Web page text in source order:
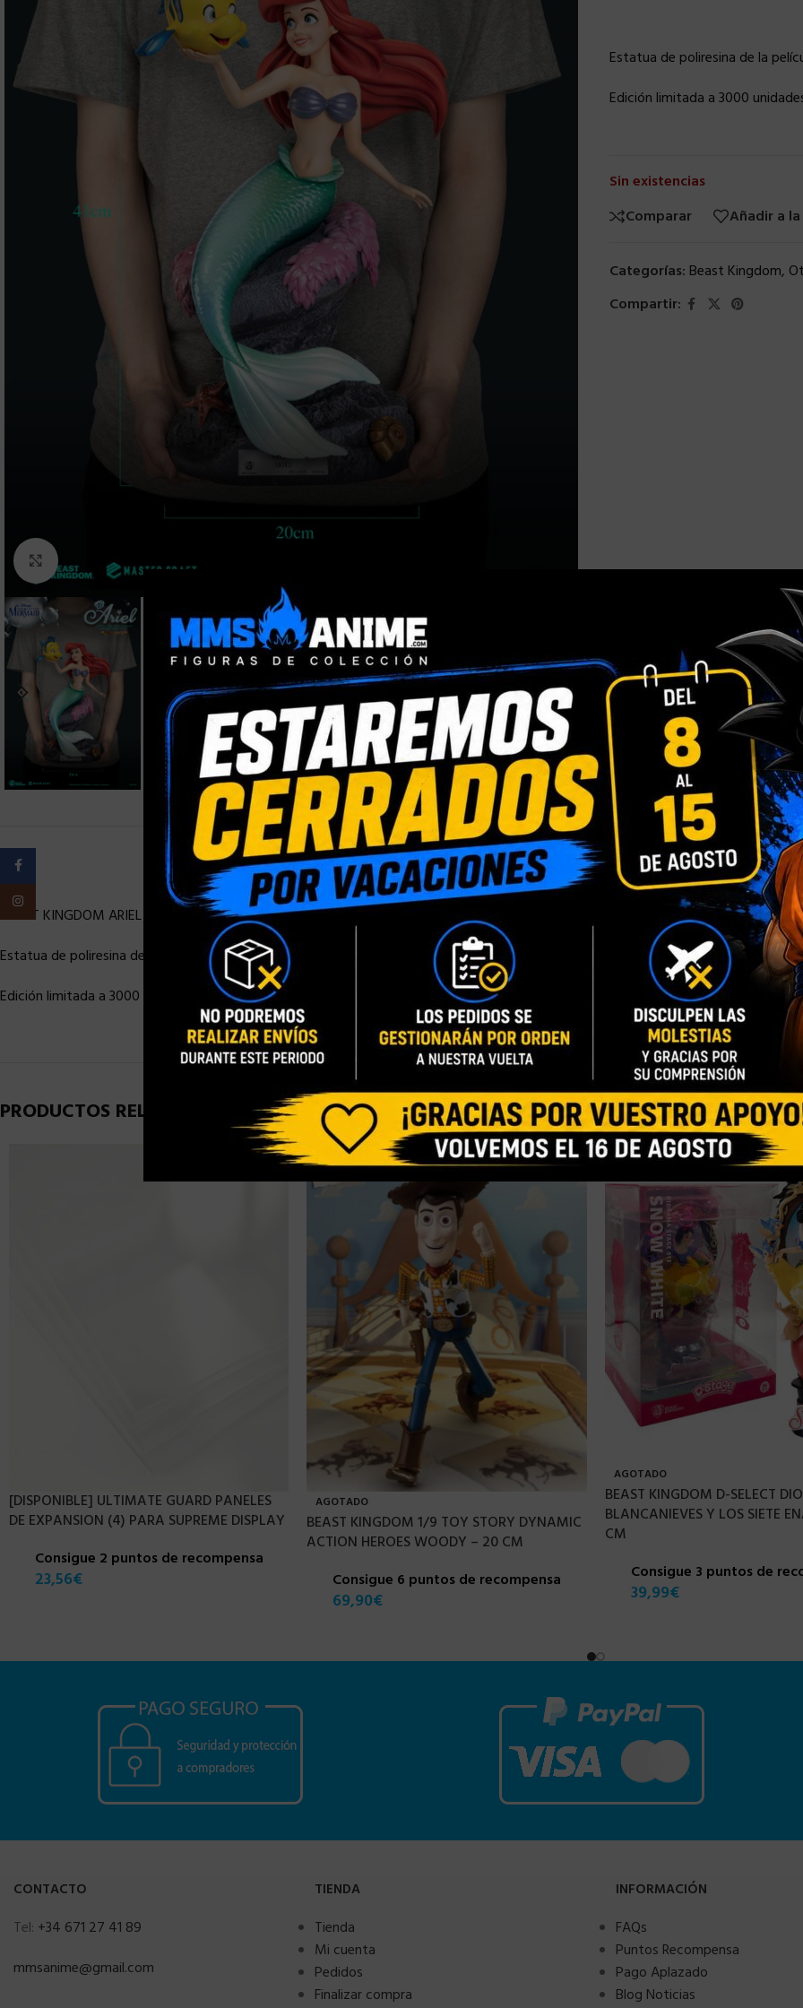
Clic para ampliar
Estatua de poliresina de la
Edición limitada a 3000
Sin existencias
Comparar
Añadir a
Categorías: Beast Kingdom,
Compartir:
DESCRIPCIÓNINFORMACIÓN ADICIONAL VALORACIONES (0)
BEAST KINGDOM ARIEL
Estatua de poliresina de la película “La sirenita”, dimensiones aprox. 20 x 41 cm. Edición limitada.
Edición limitada a 3000 unidades.
PRODUCTOS RELACIONADOS
[DISPONIBLE] ULTIMATE GUARD PANELES
DE EXPANSION (4) PARA SUPREME DISPLAY
Consigue 2 puntos de recompensa
23,56€
AGOTADO
BEAST KINGDOM 1/9 TOY STORY DYNAMIC
ACTION HEROES WOODY – 20 CM
Consigue 6 puntos de recompensa
69,90€
AGOTADO
BEAST KINGDOM D-SELECT
BLANCANIEVES Y LOS SIETE
CM
Consigue 3 puntos de
39,99€
CONTACTO
Tel: +34 671 27 41 89
mmsanime@gmail.com
TIENDA
Tienda
Mi cuenta
Pedidos
Finalizar compra
INFORMACIÓN
FAQs
Puntos Recompensa
Pago Aplazado
Blog Noticias